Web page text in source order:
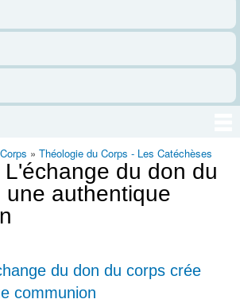
» Théologie du Corps - Les Catéchèses
du don du
une authentique
du don du corps crée
communion